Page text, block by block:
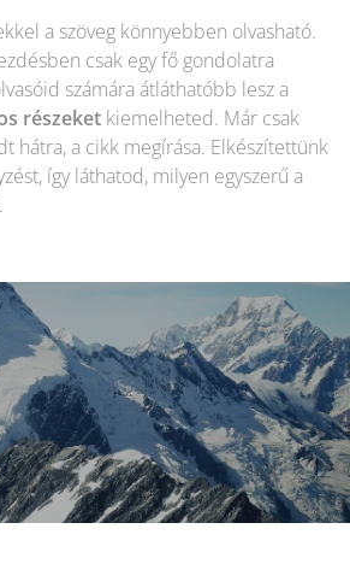
a szöveg könnyebben olvasható.
csak egy fő gondolatra
számára átláthatóbb lesz a
részeket kiemelheted. Már csak
hátra, a cikk megírása. Elkészítettünk
így láthatod, milyen egyszerű a